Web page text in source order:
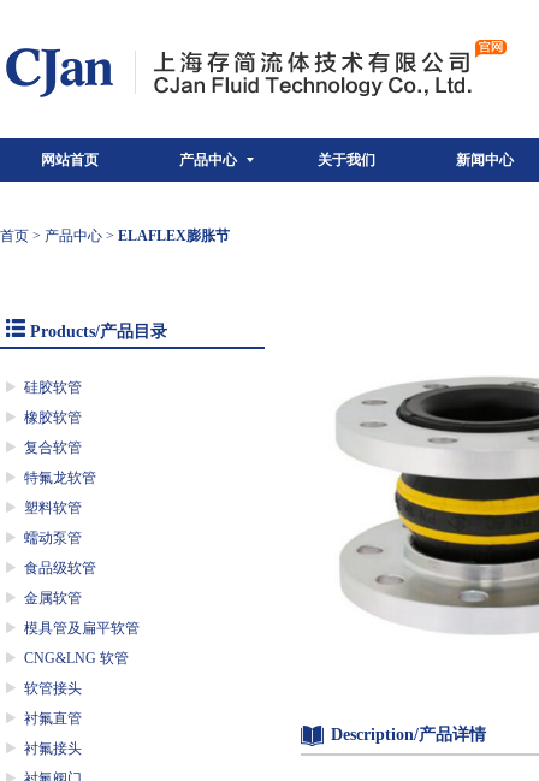
网站首页 产品中心 关于我们 新闻中心
首页 > 产品中心 > ELAFLEX膨胀节
Products/产品目录
硅胶软管
橡胶软管
复合软管
特氟龙软管
塑料软管
蠕动泵管
食品级软管
金属软管
模具管及扁平软管
CNG&LNG 软管
软管接头
衬氟直管
衬氟接头
Description/产品详情